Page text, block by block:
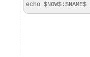
echo